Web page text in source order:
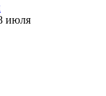
июля